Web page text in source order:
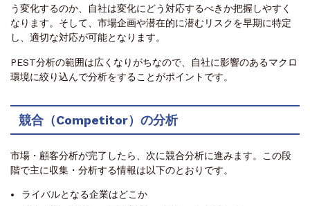
う変化するのか、自社は変化にどう対応するべきか把握しやすく
なります。そして、市場企画や潜在的に潜むリスクを早期に特定
し、適切な対応が可能となります。
PEST分析の範囲は広くなりがちなので、自社に影響のあるマクロ
環境に絞り込んで分析をすることがポイントです。
競合（Competitor）の分析
市場・顧客分析が完了したら、次に競合分析に進みます。この段
階で主に収集・分析する情報は以下のとおりです。
ライバルとなる企業はどこか